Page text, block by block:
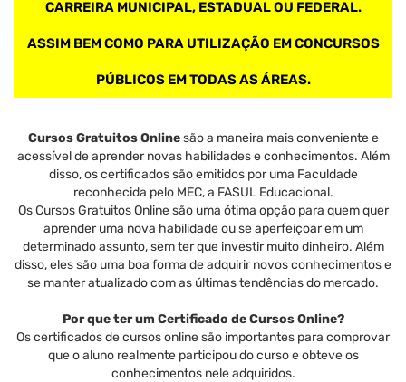
CARREIRA MUNICIPAL, ESTADUAL OU FEDERAL.
ASSIM BEM COMO PARA UTILIZAÇÃO EM CONCURSOS
PÚBLICOS EM TODAS AS ÁREAS.
Cursos Gratuitos Onlinesão a maneira mais conveniente e
acessível de aprender novas habilidades e conhecimentos. Além
disso, os certificados são emitidos por uma Faculdade
reconhecida pelo MEC, a FASUL Educacional.
Os Cursos Gratuitos Online são uma ótima opção para quem quer
aprender uma nova habilidade ou se aperfeiçoar em um
determinado assunto, sem ter que investir muito dinheiro. Além
disso, eles são uma boa forma de adquirir novos conhecimentos e
se manter atualizado com as últimas tendências do mercado.
Por que ter um Certificado de Cursos Online?
Os certificados de cursos online são importantes para comprovar
que o aluno realmente participou do curso e obteve os
conhecimentos nele adquiridos.